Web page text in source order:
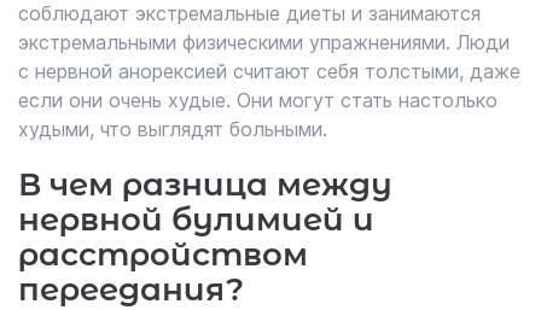
соблюдают экстремальные диеты и занимаются
экстремальными физическими упражнениями. Люди
с нервной анорексией считают себя толстыми, даже
если они очень худые. Они могут стать настолько
худыми, что выглядят больными.
В чем разница между
нервной булимией и
расстройством
переедания?